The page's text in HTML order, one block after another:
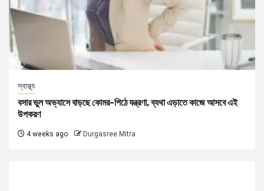
স্বাস্থ্য
বসার ভুল অভ্যাসে বাড়ছে কোমর-পিঠে যন্ত্রণা, ব্যথা এড়াতে কাজে আসবে এই
উপকরণ
4 weeks ago Durgasree Mitra